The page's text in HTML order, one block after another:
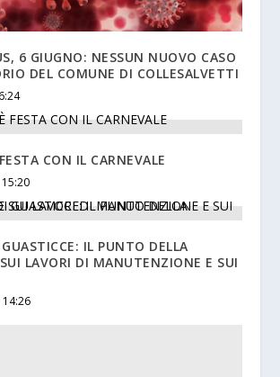
6 GIUGNO: NESSUN NUOVO CASO
DEL COMUNE DI COLLESALVETTI
CON IL CARNEVALE
IL PUNTO DELLA
LAVORI DI MANUTENZIONE E SUI